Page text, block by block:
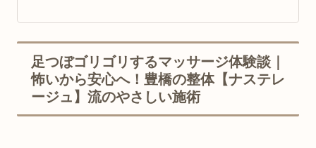
足つぼゴリゴリするマッサージ体験談｜
怖いから安心へ！豊橋の整体【ナステレ
ージュ】流のやさしい施術